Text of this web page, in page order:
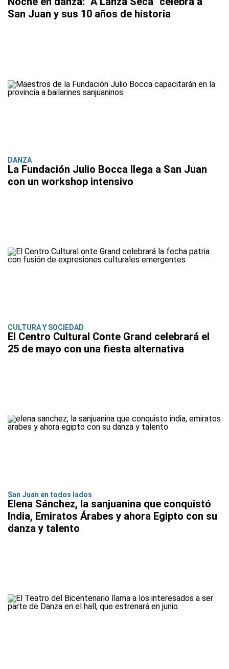
San Juan y sus 10 años de historia
DANZA
La Fundación Julio Bocca llega a San Juan
con un workshop intensivo
CULTURA Y SOCIEDAD
El Centro Cultural Conte Grand celebrará el
25 de mayo con una fiesta alternativa
San Juan en todos lados
Elena Sánchez, la sanjuanina que conquistó
India, Emiratos Árabes y ahora Egipto con su
danza y talento